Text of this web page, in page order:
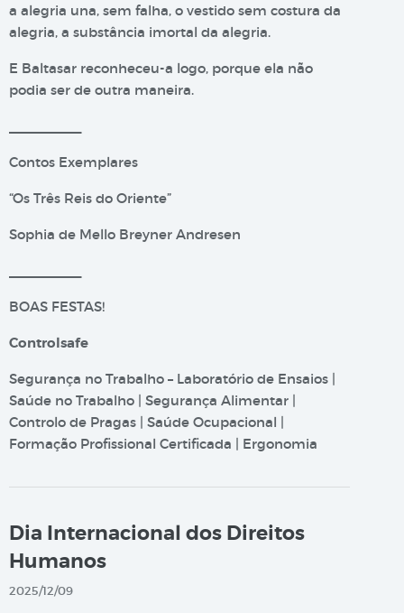
a alegria una, sem falha, o vestido sem costura da
alegria, a substância imortal da alegria.
E Baltasar reconheceu-a logo, porque ela não
podia ser de outra maneira.
Contos Exemplares
“Os Três Reis do Oriente”
Sophia de Mello Breyner Andresen
BOAS FESTAS!
Controlsafe
Segurança no Trabalho – Laboratório de Ensaios |
Saúde no Trabalho | Segurança Alimentar |
Controlo de Pragas | Saúde Ocupacional |
Formação Profissional Certificada | Ergonomia
Dia Internacional dos Direitos
Humanos
2025/12/09